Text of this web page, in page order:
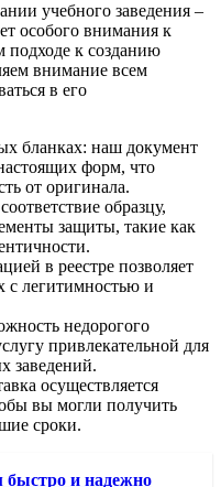
учебного заведения –
особого внимания к
подходе к созданию
внимание всем
в его
бланках: наш документ
форм, что
от оригинала.
образцу,
защиты, такие как
в реестре позволяет
с легитимностью и
недорогого
привлекательной для
заведений.
осуществляется
вы могли получить
сроки.
быстро и надежно